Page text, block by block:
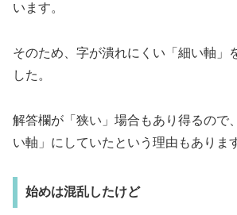
います。
そのため、字が潰れにくい「細い軸」
した。
解答欄が「狭い」場合もあり得るので
い軸」にしていたという理由もありま
始めは混乱したけど